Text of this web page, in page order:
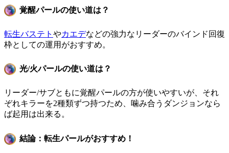
覚醒パールの使い道は？
転生バステト やカエデなどの強力なリーダーのバインド回復
枠としての運用がおすすめ。
光/火パールの使い道は？
リーダー/サブともに覚醒パールの方が使いやすいが、それ
ぞれキラーを2種類ずつ持つため、噛み合うダンジョンなら
ば起用は出来る。
結論：転生パールがおすすめ！